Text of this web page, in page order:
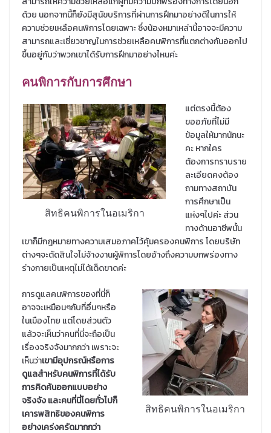
ด้วย นอกจากนี้ก็ยังมีสุนัขบริการที่ผ่านการฝึกมาอย่างดีในการให้
ความช่วยเหลือคนพิการโดยเฉพาะ ซึ่งน้องหมาเหล่านี้อาจจะมีความ
สามารถและเชี่ยวชาญในการช่วยเหลือคนพิการที่แตกต่างกันออกไป
ขึ้นอยู่กับว่าพวกเขาได้รับการฝึกมาอย่างไหนค่ะ
คนพิการกับการศึกษา
สิทธิคนพิการในอเมริกา
แต่ตรงนี้ต้อง
ขออภัยที่ไม่มี
ข้อมูลให้มากนักนะ
คะ หากใคร
ต้องการทราบราย
ละเอียดคงต้อง
ถามทางสถาบัน
การศึกษาเป็น
แห่งๆไปค่ะ ส่วน
ทางด้านอาชีพนั้น
เขาก็มีกฎหมายทางความเสมอภาคไว้คุ้มครองคนพิการ โดยบริษัท
ต่างๆจะตัดสินใจไม่จ้างงานผู้พิการโดยอ้างถึงความบกพร่องทาง
ร่างกายเป็นเหตุไม่ได้เด็ดขาดค่ะ
สิทธิคนพิการในอเมริกา
การดูแลคนพิการของที่นี่ก็
อาจจะเหมือนๆกับที่อื่นๆหรือ
ในเมืองไทย แต่โดยส่วนตัว
แล้วจะเห็นว่าคนที่นี่จะถือเป็น
เรื่องจริงจังมากกว่า เพราะจะ
เห็นว่าเขามีอุปกรณ์หรือการ
ดูแลสำหรับคนพิการที่ได้รับ
การคิดค้นออกแบบอย่าง
จริงจัง และคนที่นี่โดยทั่วไปก็
เคารพสิทธิของคนพิการ
อย่างเคร่งครัดมากกว่า